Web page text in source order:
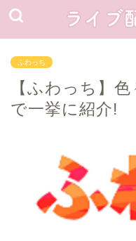
ふわっち
【ふわっち】
で一挙に紹介!